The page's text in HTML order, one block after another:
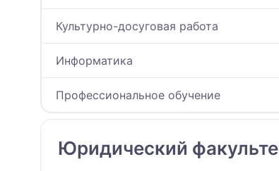
Культурно-досуговая работа
Информатика
Профессиональное обучение
Юридический